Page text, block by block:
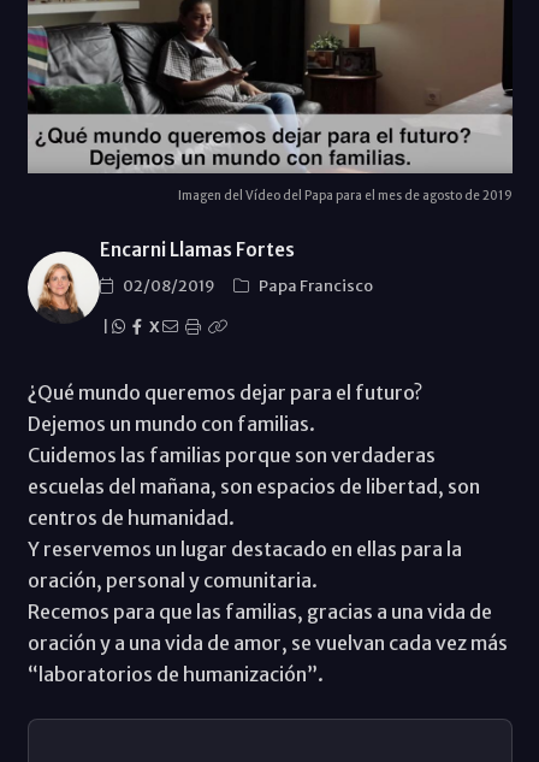
Imagen del Vídeo del Papa para el mes de agosto de 2019
Encarni Llamas Fortes
02/08/2019
Papa Francisco
X
¿Qué mundo queremos dejar para el futuro?
Dejemos un mundo con familias.
Cuidemos las familias porque son verdaderas
escuelas del mañana, son espacios de libertad, son
centros de humanidad.
Y reservemos un lugar destacado en ellas para la
oración, personal y comunitaria.
Recemos para que las familias, gracias a una vida de
oración y a una vida de amor, se vuelvan cada vez más
“laboratorios de humanización”.